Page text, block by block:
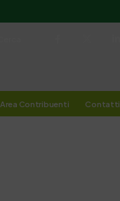
Area Contribuenti Contatti